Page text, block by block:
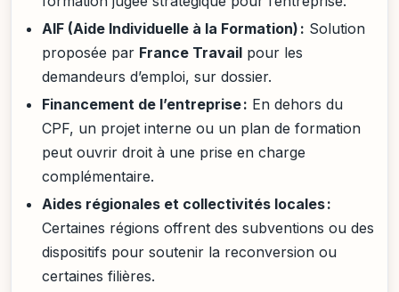
AIF (Aide Individuelle à la Formation) : Solution
proposée par France Travail pour les
demandeurs d’emploi, sur dossier.
Financement de l’entreprise : En dehors du
CPF, un projet interne ou un plan de formation
peut ouvrir droit à une prise en charge
complémentaire.
Aides régionales et collectivités locales :
Certaines régions offrent des subventions ou des
dispositifs pour soutenir la reconversion ou
certaines filières.